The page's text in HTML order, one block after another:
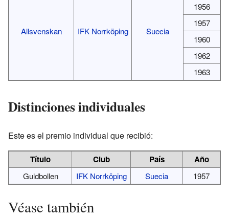
Allsvenskan IFK Norrköping Suecia
1956
1957
1960
1962
1963
Distinciones individuales
Este es el premio individual que recibió:
Título Club País Año
Guldbollen IFK Norrköping Suecia 1957
Véase también